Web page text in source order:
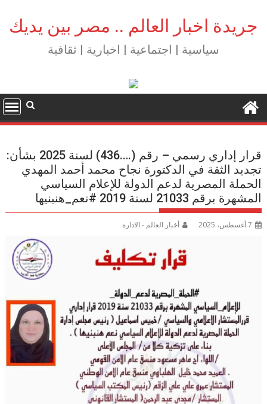
content
جريدة اخبار العالم .. مصر بين يديك
سياسية | اجتماعية | اخبارية | ثقافية
قرار إداري رسمي – رقم (….436) لسنة 2025 بشأن:
تجديد الثقة في الدكتورة نجاح محمد أحمد المهدي
الحملة المصرية لدعم الدولة للإعلام السياسي
المشهرة برقم 21033 لسنة 2019 #نعم_هنبنيها
7 أغسطس، 2025 أخبار العالم - الادارة